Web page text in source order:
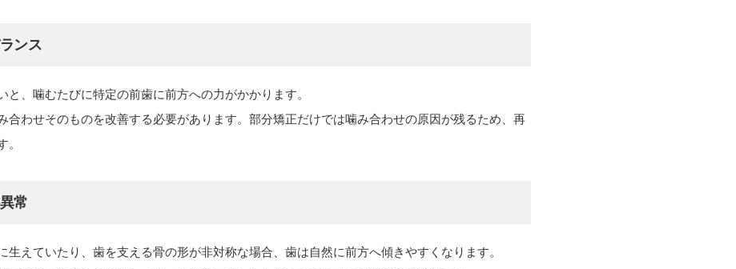
ンス
と、噛むたびに特定の前歯に前方への力がかかります。
合わせそのものを改善する必要があります。部分矯正だけでは噛み合わせの原因が残るため、再
。
常
生えていたり、歯を支える骨の形が非対称な場合、歯は自然に前方へ傾きやすくなります。